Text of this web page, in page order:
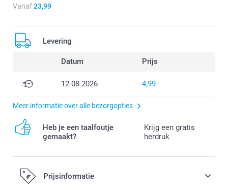
Vanaf23,99
Levering
Datum Prijs
12-08-2026 4,99
Meer informatie over alle bezorgopties
Heb je een taalfoutje
gemaakt?
Krijg een gratis
herdruk
Prijsinformatie